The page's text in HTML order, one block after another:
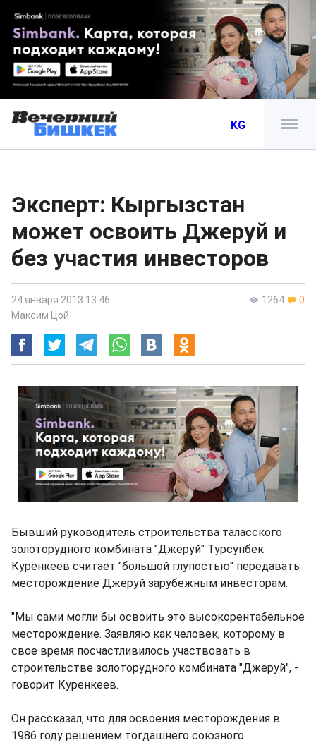
KG
Эксперт: Кыргызстан
может освоить Джеруй и
без участия инвесторов
1264 0
24 января 2013 13:46
Максим Цой
Бывший руководитель строительства таласского
золоторудного комбината "Джеруй" Турсунбек
Куренкеев считает "большой глупостью" передавать
месторождение Джеруй зарубежным инвесторам.
"Мы сами могли бы освоить это высокорентабельное
месторождение. Заявляю как человек, которому в
свое время посчастливилось участвовать в
строительстве золоторудного комбината "Джеруй", -
говорит Куренкеев.
Он рассказал, что для освоения месторождения в
1986 году решением тогдашнего союзного